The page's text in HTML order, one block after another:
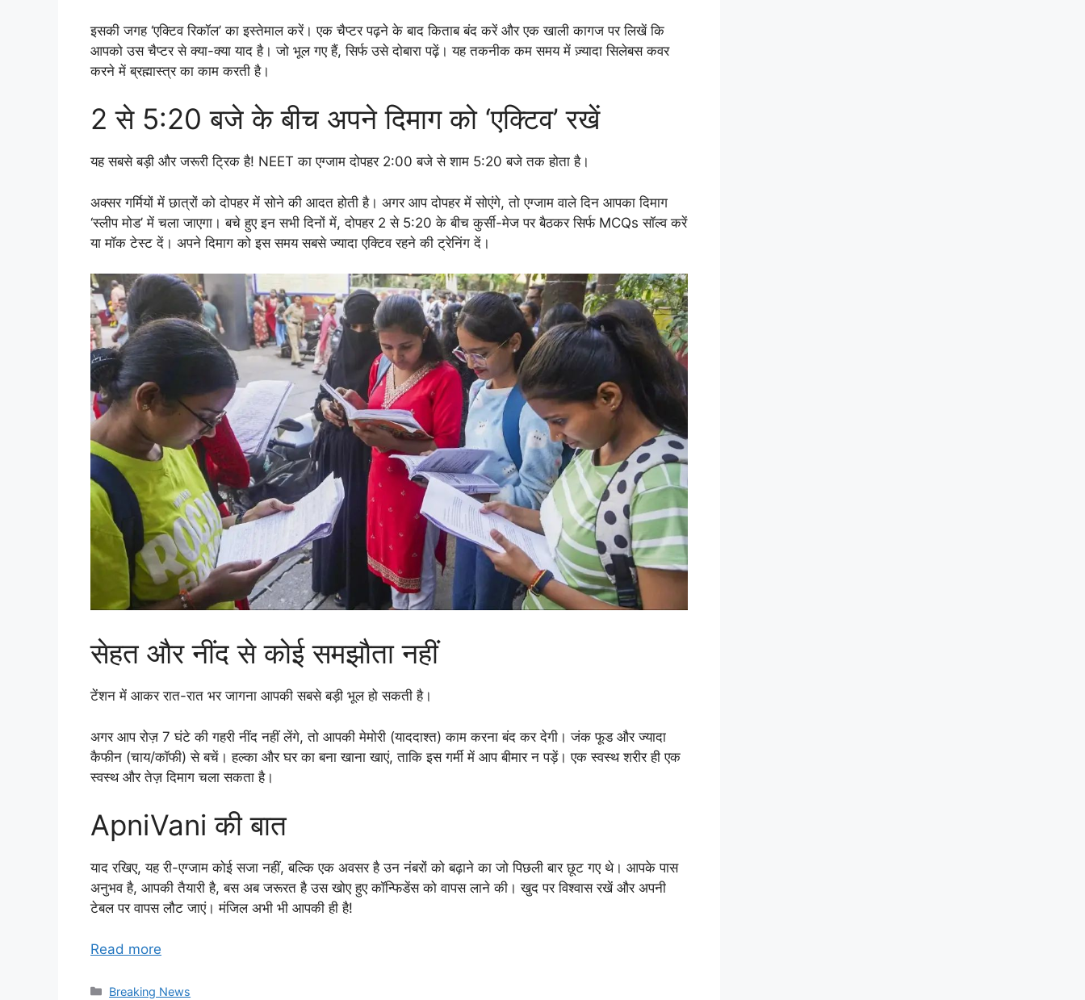
इसकी जगह ‘एक्टिव रिकॉल’ का इस्तेमाल करें। एक चैप्टर पढ़ने के बाद किताब बंद करें और एक खाली कागज पर लिखें कि
आपको उस चैप्टर से क्या-क्या याद है। जो भूल गए हैं, सिर्फ उसे दोबारा पढ़ें। यह तकनीक कम समय में ज़्यादा सिलेबस कवर
करने में ब्रह्मास्त्र का काम करती है।
2 से 5:20 बजे के बीच अपने दिमाग को ‘एक्टिव’ रखें
यह सबसे बड़ी और जरूरी ट्रिक है! NEET का एग्जाम दोपहर 2:00 बजे से शाम 5:20 बजे तक होता है।
अक्सर गर्मियों में छात्रों को दोपहर में सोने की आदत होती है। अगर आप दोपहर में सोएंगे, तो एग्जाम वाले दिन आपका दिमाग
‘स्लीप मोड’ में चला जाएगा। बचे हुए इन सभी दिनों में, दोपहर 2 से 5:20 के बीच कुर्सी-मेज पर बैठकर सिर्फ MCQs सॉल्व करें
या मॉक टेस्ट दें। अपने दिमाग को इस समय सबसे ज्यादा एक्टिव रहने की ट्रेनिंग दें।
सेहत और नींद से कोई समझौता नहीं
टेंशन में आकर रात-रात भर जागना आपकी सबसे बड़ी भूल हो सकती है।
अगर आप रोज़ 7 घंटे की गहरी नींद नहीं लेंगे, तो आपकी मेमोरी (याददाश्त) काम करना बंद कर देगी। जंक फूड और ज्यादा
कैफीन (चाय/कॉफी) से बचें। हल्का और घर का बना खाना खाएं, ताकि इस गर्मी में आप बीमार न पड़ें। एक स्वस्थ शरीर ही एक
स्वस्थ और तेज़ दिमाग चला सकता है।
ApniVani की बात
याद रखिए, यह री-एग्जाम कोई सजा नहीं, बल्कि एक अवसर है उन नंबरों को बढ़ाने का जो पिछली बार छूट गए थे। आपके पास
अनुभव है, आपकी तैयारी है, बस अब जरूरत है उस खोए हुए कॉन्फिडेंस को वापस लाने की। खुद पर विश्वास रखें और अपनी
टेबल पर वापस लौट जाएं। मंजिल अभी भी आपकी ही है!
Read more
Categories
Breaking News